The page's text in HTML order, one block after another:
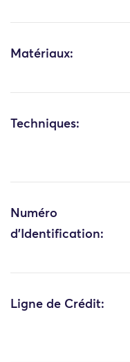
Matériaux:
Techniques:
Numéro
d'Identification:
Ligne de Crédit: